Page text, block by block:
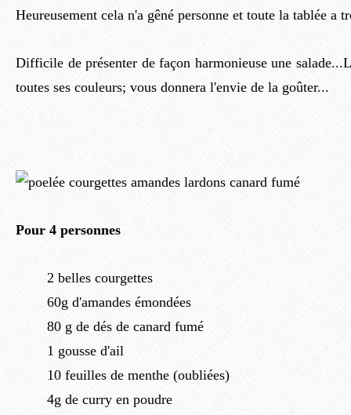
Heureusement cela n'a gêné personne et toute la tablée a
Difficile de présenter de façon harmonieuse une
toutes ses couleurs; vous donnera l'envie de la goûter...
Pour 4 personnes
2 belles courgettes
60g d'amandes émondées
80 g de dés de canard fumé
1 gousse d'ail
10 feuilles de menthe (oubliées)
4g de curry en poudre